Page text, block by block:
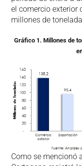
el comercio exterior
millones de
Gráfico 1. Millones de
Como se mencionó